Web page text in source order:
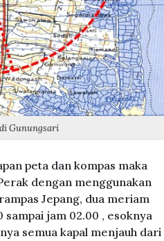
Gunungsari
peta dan kompas maka
dengan menggunakan
Jepang, dua meriam
jam 02.00 , esoknya
semua kapal menjauh dari